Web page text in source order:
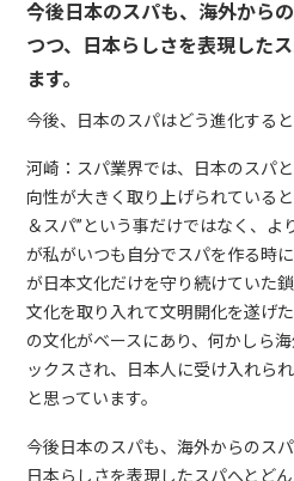
今後日本のスパも、海外から
つつ、日本らしさを表現した
ます。
今後、日本のスパはどう進化する
河崎：スパ業界では、日本のスパ
向性が大きく取り上げられている
＆スパ”という事だけではなく、よ
が私がいつも自分でスパを作る時
が日本文化だけを守り続けていた
文化を取り入れて文明開化を遂げ
の文化がベースにあり、何かしら
ックスされ、日本人に受け入れら
と思っています。
今後日本のスパも、海外からのス
日本らしさを表現したスパへとど